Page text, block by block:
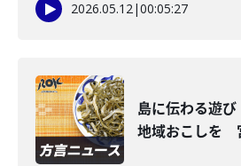
2026.05.12|00:05:27
島に伝わる遊
地域おこしを